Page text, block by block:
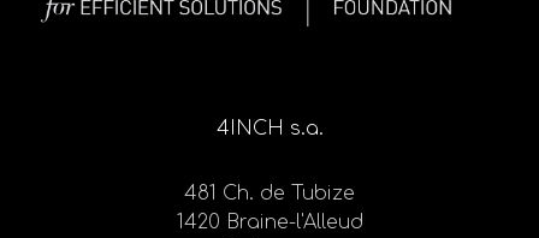
4INCH s.a.
481 Ch. de Tubize
1420 Braine-l'Alleud